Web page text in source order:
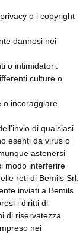
o i copyright
dannosi nei
o intimidatori.
culture o
o incoraggiare
di qualsiasi
esenti da virus o
astenersi
modo interferire
reti di Bemils Srl.
inviati a Bemils
i diritti di
di riservatezza.
nei